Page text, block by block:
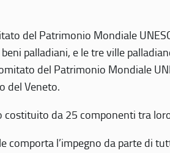
del Patrimonio Mondiale
palladiani, e le tre ville
del Patrimonio Mondiale
del Veneto.
da 25 componenti tra
comporta l’impegno da parte di